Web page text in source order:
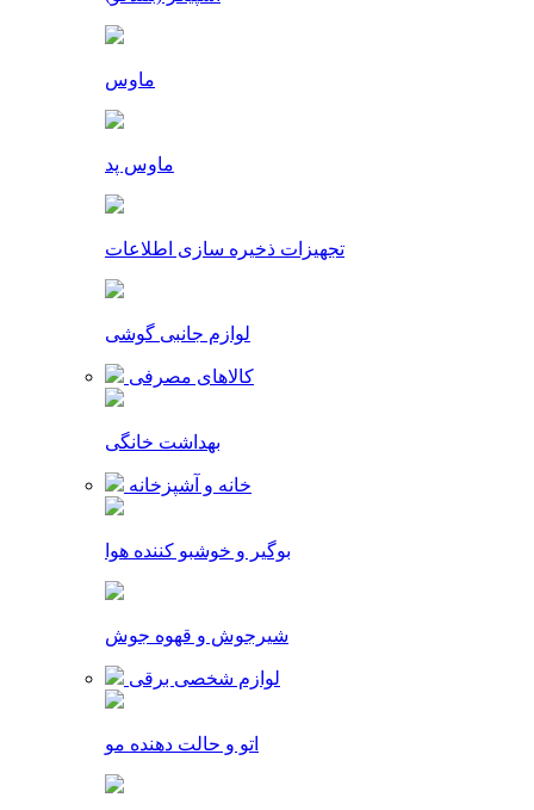
ماوس
ماوس پد
تجهیزات ذخیره سازی اطلاعات
لوازم جانبی گوشی
کالاهای مصرفی
بهداشت خانگی
خانه و آشپزخانه
بوگیر و خوشبو کننده هوا
شیرجوش و قهوه جوش
لوازم شخصی برقی
اتو و حالت دهنده مو